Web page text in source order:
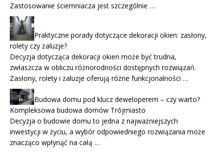
Zastosowanie ściemniacza jest szczególnie …
Praktyczne porady dotyczące dekoracji okien: zasłony,
rolety czy żaluzje?
Decyzja dotycząca dekoracji okien może być trudna,
zwłaszcza w obliczu różnorodności dostępnych rozwiązań.
Zasłony, rolety i żaluzje oferują różne funkcjonalności …
Budowa domu pod klucz deweloperem – czy warto?
Kompleksowa budowa domów Trójmiasto
Decyzja o budowie domu to jedna z najważniejszych
inwestycji w życiu, a wybór odpowiedniego rozwiązania może
znacząco wpłynąć na całą …